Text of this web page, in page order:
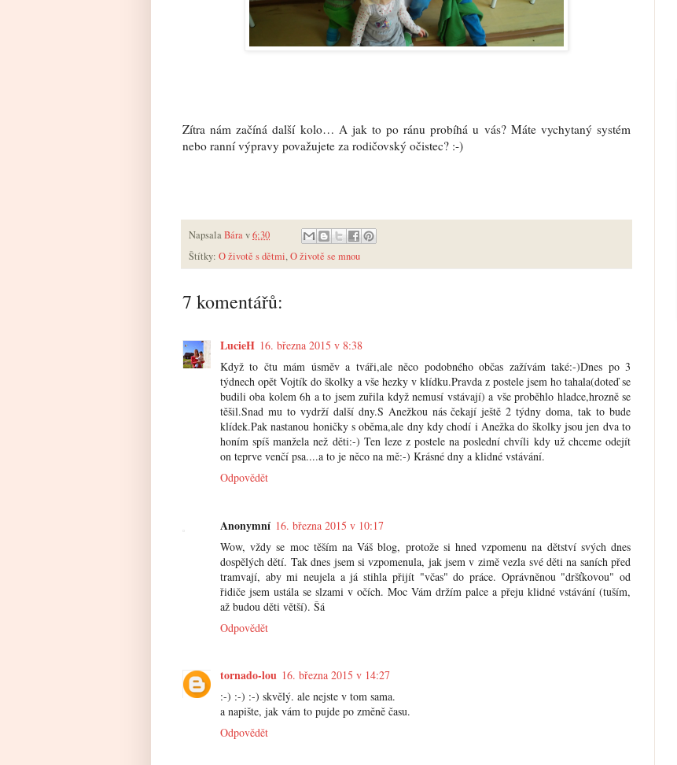
Zítra nám začíná další kolo… A jak to po ránu probíhá u vás? Máte vychytaný systém
nebo ranní výpravy považujete za rodičovský očistec? :-)
NapsalaBárav6:30
Štítky: O životě s dětmi,O životě se mnou
7 komentářů:
LucieH 16. března 2015 v 8:38
Když to čtu mám úsměv a tváři,ale něco podobného občas zažívám také:-)Dnes po 3
týdnech opět Vojtík do školky a vše hezky v klídku.Pravda z postele jsem ho tahala(doteď se
budili oba kolem 6h a to jsem zuřila když nemusí vstávají) a vše proběhlo hladce,hrozně se
těšil.Snad mu to vydrží další dny.S Anežkou nás čekají ještě 2 týdny doma, tak to bude
klídek.Pak nastanou honičky s oběma,ale dny kdy chodí i Anežka do školky jsou jen dva to
honím spíš manžela než děti:-) Ten leze z postele na poslední chvíli kdy už chceme odejít
on teprve venčí psa....a to je něco na mě:-) Krásné dny a klidné vstávání.
Odpovědět
Anonymní 16. března 2015 v 10:17
Wow, vždy se moc těším na Váš blog, protože si hned vzpomenu na dětství svých dnes
dospělých dětí. Tak dnes jsem si vzpomenula, jak jsem v zimě vezla své děti na saních před
tramvají, aby mi neujela a já stihla přijít "včas" do práce. Oprávněnou "dršťkovou" od
řidiče jsem ustála se slzami v očích. Moc Vám držím palce a přeju klidné vstávání (tuším,
až budou děti větší). Šá
Odpovědět
tornado-lou 16. března 2015 v 14:27
:-) :-) :-) skvělý. ale nejste v tom sama.
a napište, jak vám to pujde po změně času.
Odpovědět